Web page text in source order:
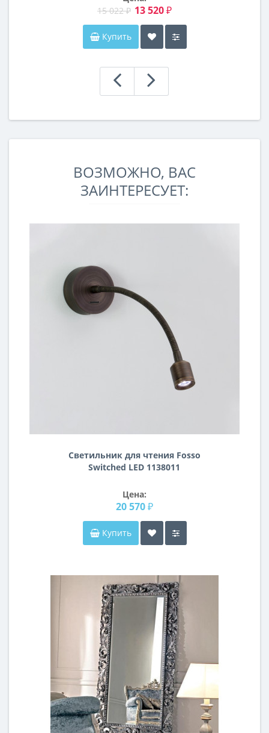
15 022 ₽ 13 520 ₽
Купить
ВОЗМОЖНО, ВАС
ЗАИНТЕРЕСУЕТ:
Светильник для чтения Fosso
Switched LED 1138011
Цена:
20 570 ₽
Купить